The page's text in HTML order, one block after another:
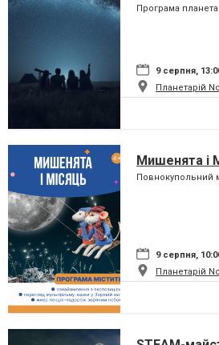
Програма
9 серпня,
Планетарій
Мишенята і
Повнокупольний
9 серпня,
Планетарій